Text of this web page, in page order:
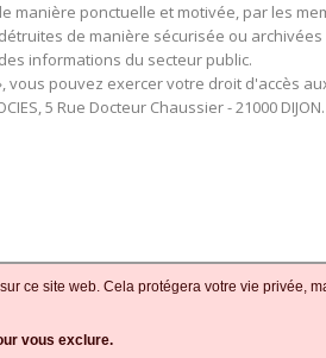
manière ponctuelle et motivée, par les
de manière sécurisée ou
informations du secteur public.
vous pouvez exercer votre droit d'accès
5 Rue Docteur Chaussier - 21000 DIJON.